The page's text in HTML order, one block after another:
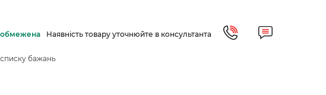
обмежена Наявність товару уточнюйте в консультанта
бажань